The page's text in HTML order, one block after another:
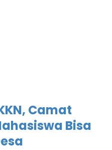
Camat
Bisa